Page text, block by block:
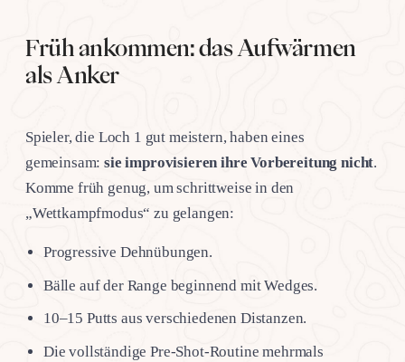
Früh ankommen: das Aufwärmen
als Anker
Spieler, die Loch 1 gut meistern, haben eines
gemeinsam:sie improvisieren ihre Vorbereitung nicht.
Komme früh genug, um schrittweise in den
„Wettkampfmodus“ zu gelangen:
Progressive Dehnübungen.
Bälle auf der Range beginnend mit Wedges.
10–15 Putts aus verschiedenen Distanzen.
Die vollständige Pre-Shot-Routine mehrmals